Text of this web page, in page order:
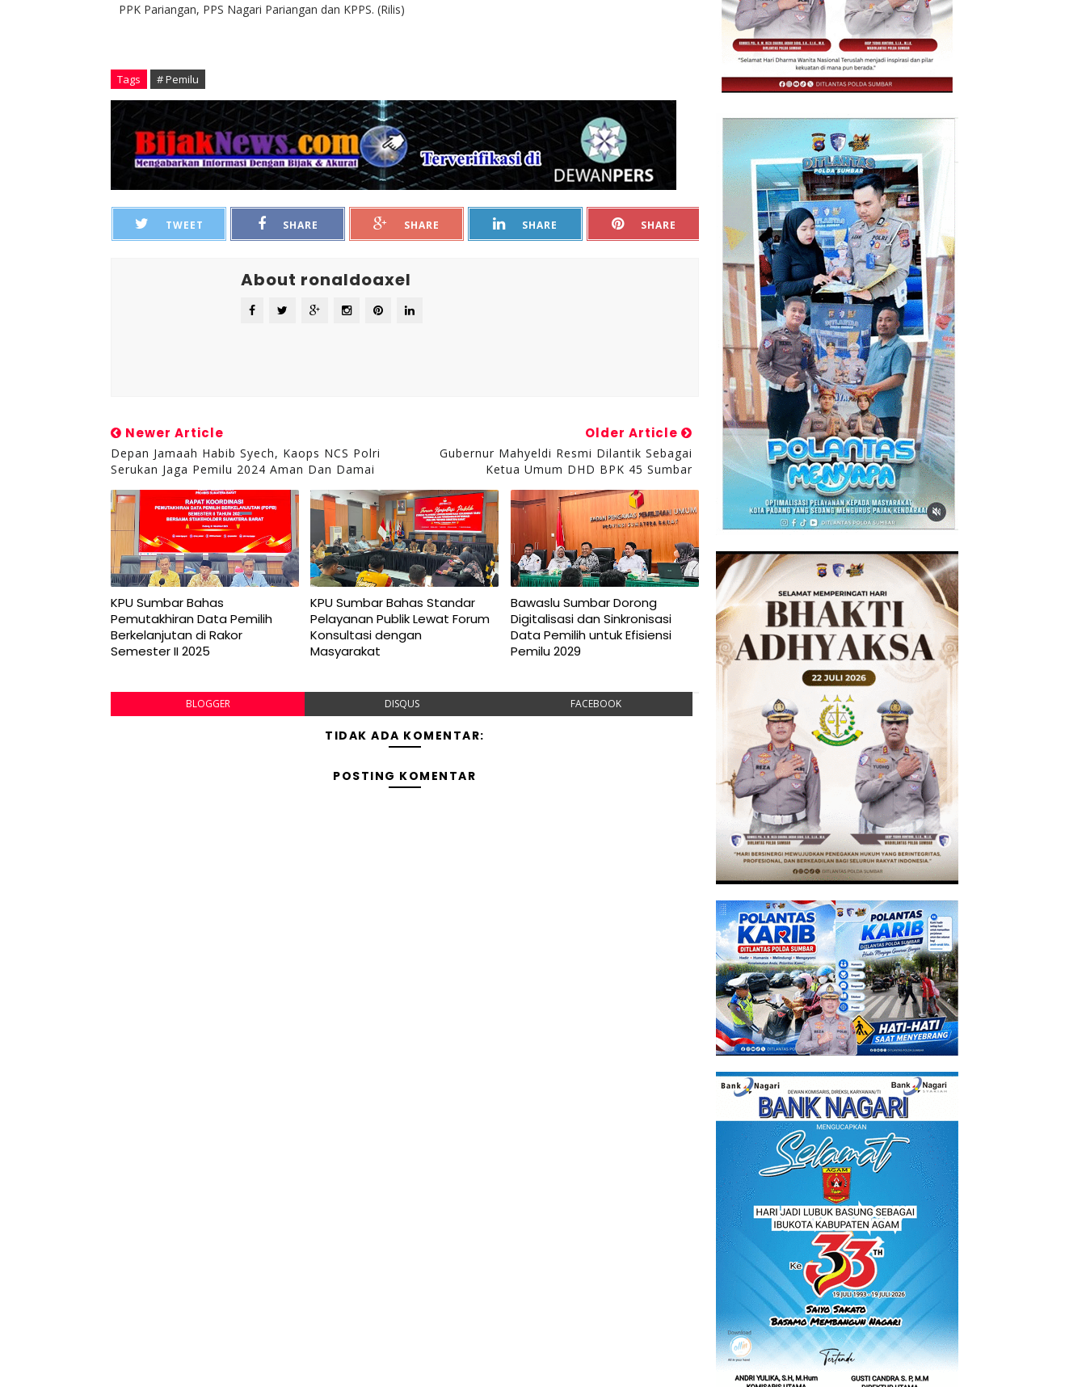
PPK Pariangan, PPS Nagari Pariangan dan KPPS. (Rilis)
Tags # Pemilu
TWEET SHARE SHARE SHARE SHARE
About ronaldoaxel
Newer Article
Depan Jamaah Habib Syech, Kaops NCS Polri
Serukan Jaga Pemilu 2024 Aman Dan Damai
Older Article
Gubernur Mahyeldi Resmi Dilantik Sebagai
Ketua Umum DHD BPK 45 Sumbar
KPU Sumbar Bahas
Pemutakhiran Data Pemilih
Berkelanjutan di Rakor
Semester II 2025
KPU Sumbar Bahas Standar
Pelayanan Publik Lewat Forum
Konsultasi dengan
Masyarakat
Bawaslu Sumbar Dorong
Digitalisasi dan Sinkronisasi
Data Pemilih untuk Efisiensi
Pemilu 2029
BLOGGER DISQUS FACEBOOK
TIDAK ADA KOMENTAR:
POSTING KOMENTAR